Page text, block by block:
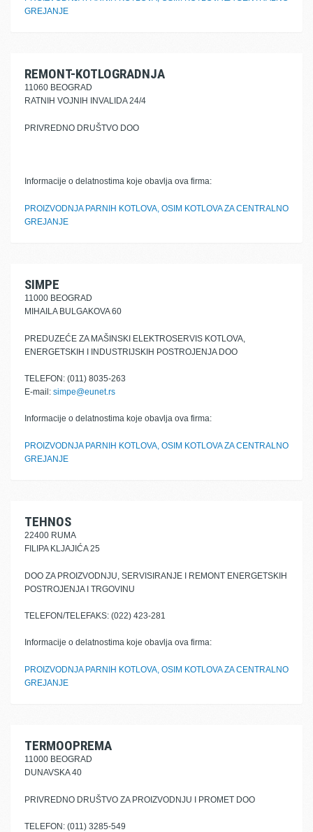
GREJANJE
REMONT-KOTLOGRADNJA
11060 BEOGRAD
RATNIH VOJNIH INVALIDA 24/4
PRIVREDNO DRUŠTVO DOO
Informacije o delatnostima koje obavlja ova firma:
PROIZVODNJA PARNIH KOTLOVA, OSIM KOTLOVA ZA CENTRALNO
GREJANJE
SIMPE
11000 BEOGRAD
MIHAILA BULGAKOVA 60
PREDUZEĆE ZA MAŠINSKI ELEKTROSERVIS KOTLOVA,
ENERGETSKIH I INDUSTRIJSKIH POSTROJENJA DOO
TELEFON: (011) 8035-263
E-mail: simpe@eunet.rs
Informacije o delatnostima koje obavlja ova firma:
PROIZVODNJA PARNIH KOTLOVA, OSIM KOTLOVA ZA CENTRALNO
GREJANJE
TEHNOS
22400 RUMA
FILIPA KLJAJIĆA 25
DOO ZA PROIZVODNJU, SERVISIRANJE I REMONT ENERGETSKIH
POSTROJENJA I TRGOVINU
TELEFON/TELEFAKS: (022) 423-281
Informacije o delatnostima koje obavlja ova firma:
PROIZVODNJA PARNIH KOTLOVA, OSIM KOTLOVA ZA CENTRALNO
GREJANJE
TERMOOPREMA
11000 BEOGRAD
DUNAVSKA 40
PRIVREDNO DRUŠTVO ZA PROIZVODNJU I PROMET DOO
TELEFON: (011) 3285-549